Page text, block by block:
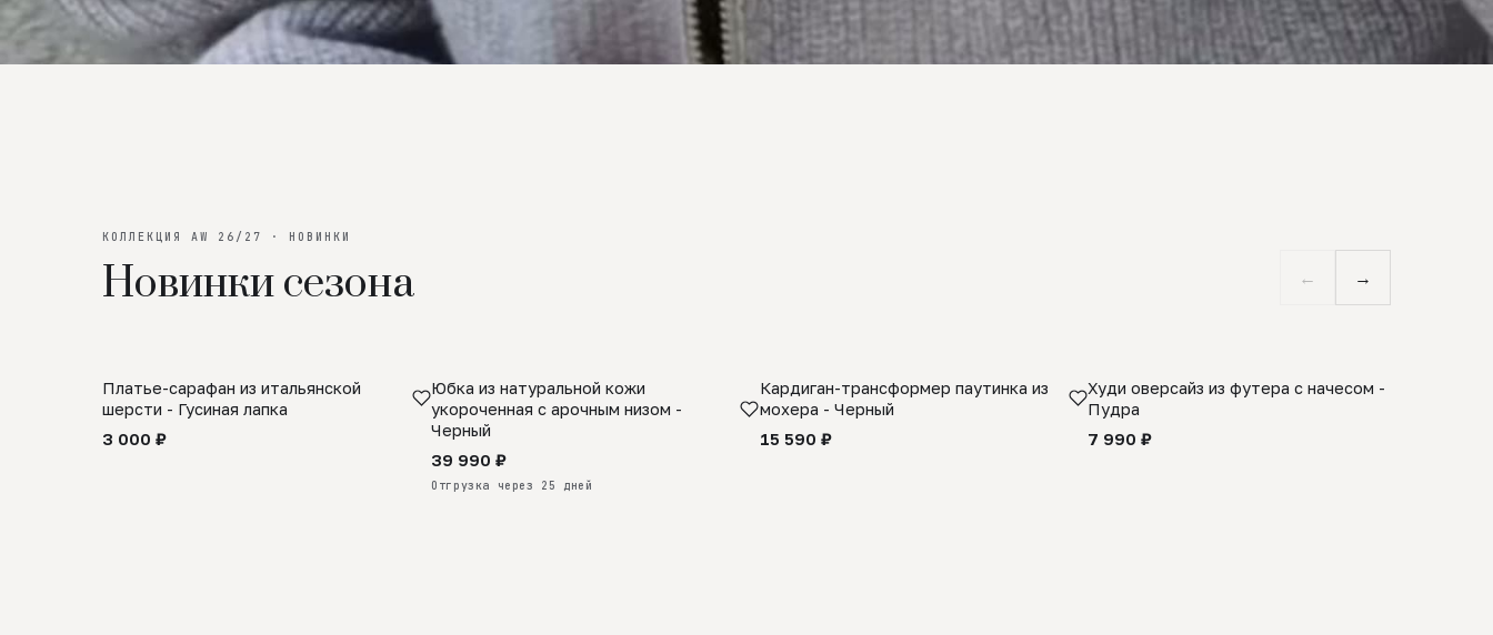
КОЛЛЕКЦИЯ AW 26/27 · НОВИНКИ
Новинки сезона ← →
SALE
Платье-сарафан из итальянской
шерсти - Гусиная лапка
3 000 ₽
ПРЕДЗАКАЗ
Юбка из натуральной кожи
укороченная с арочным низом -
Черный
39 990 ₽
Отгрузка через 25 дней
Кардиган-трансформер паутинка из
мохера - Черный
15 590 ₽
Худи оверсайз из футера с начесом -
Пудра
7 990 ₽